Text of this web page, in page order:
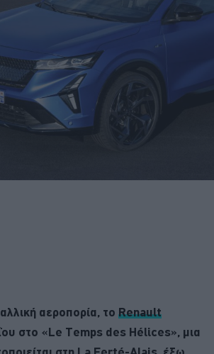
αεροπορία, το Renault
στο «Le Temps des Hélices», μια